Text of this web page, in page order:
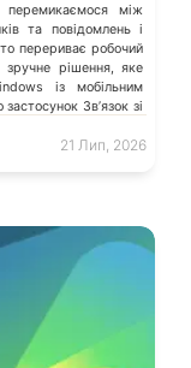
перемикаємося між
та повідомлень і
перериває робочий
рішення, яке
із мобільним
Звʼязок зі
ваш ПК на
21 Лип, 2026